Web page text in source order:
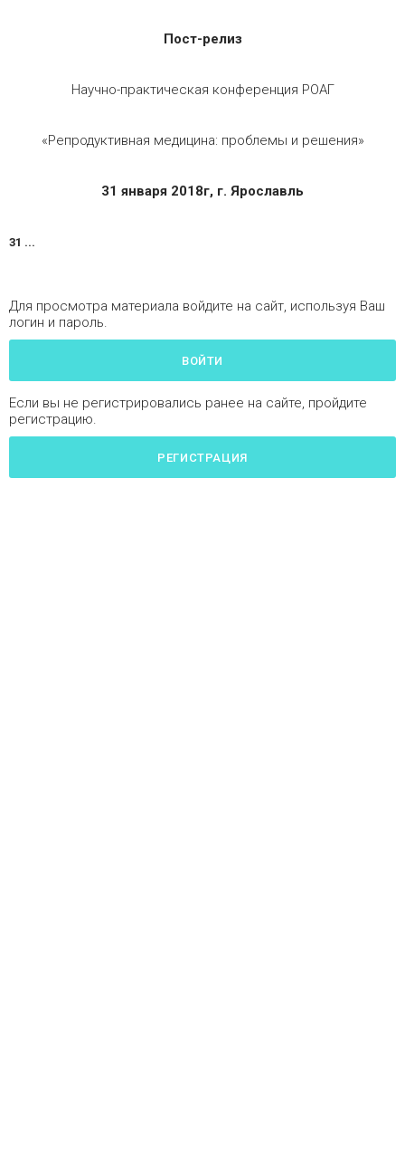
Пост-релиз
Научно-практическая конференция РОАГ
«Репродуктивная медицина: проблемы и решения»
31 января 2018г, г. Ярославль
31 ...
Для просмотра материала войдите на сайт, используя Ваш
логин и пароль.
ВОЙТИ
Если вы не регистрировались ранее на сайте, пройдите
регистрацию.
РЕГИСТРАЦИЯ